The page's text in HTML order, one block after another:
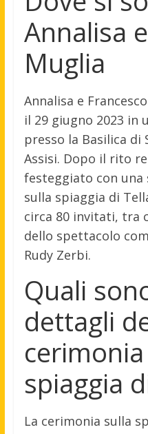
Annalisa
Muglia
Annalisa e
il 29 giugno 2023 in
presso la Basilica di
Assisi. Dopo il rito
festeggiato con una
sulla spiaggia di
circa 80 invitati, tra
dello spettacolo
Rudy Zerbi.
Quali
dettagli
spiaggia
La cerimonia sulla